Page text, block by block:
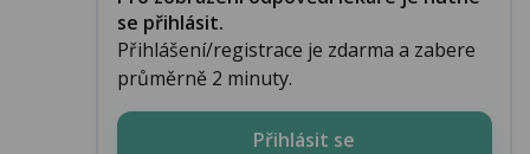
se přihlásit.
Přihlášení/registrace je zdarma a zabere
průměrně 2 minuty.
Přihlásit se